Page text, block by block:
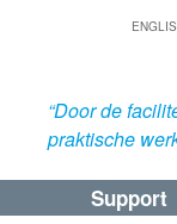
“Door de
praktische
Support